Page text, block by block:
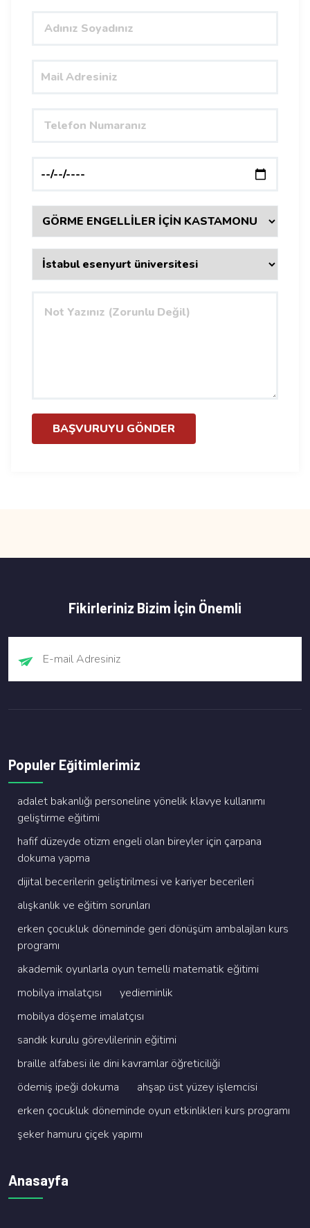
BAŞVURUYU GÖNDER
Fikirleriniz Bizim İçin Önemli
Populer Eğitimlerimiz
adalet bakanliği personeli̇ne yöneli̇k klavye kullanimi
geli̇şti̇rme eği̇ti̇mi̇
hafi̇f düzeyde oti̇zm engeli̇ olan bi̇reyler i̇çi̇n çarpana
dokuma yapma
di̇ji̇tal beceri̇leri̇n geli̇şti̇ri̇lmesi̇ ve kari̇yer beceri̇leri̇
alişkanlik ve eği̇ti̇m sorunlari
erken çocukluk dönemi̇nde geri̇ dönüşüm ambalajlari kurs
programi
akademi̇k oyunlarla oyun temelli̇ matemati̇k eği̇ti̇mi̇
mobi̇lya i̇malatçisi
yedi̇emi̇nli̇k
mobi̇lya döşeme i̇malatçisi
sandik kurulu görevli̇leri̇ni̇n eği̇ti̇mi̇
brai̇lle alfabesi̇ i̇le di̇ni̇ kavramlar öğreti̇ci̇li̇ği̇
ödemi̇ş i̇peği̇ dokuma
ahşap üst yüzey i̇şlemci̇si̇
erken çocukluk dönemi̇nde oyun etki̇nli̇kleri̇ kurs programi
şeker hamuru çi̇çek yapimi
Anasayfa